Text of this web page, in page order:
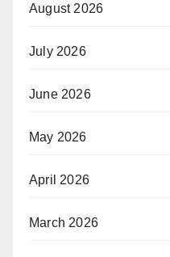
August 2026
July 2026
June 2026
May 2026
April 2026
March 2026